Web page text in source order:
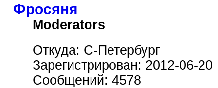
Фросяня
Moderators
Откуда: С-Петербург
Зарегистрирован: 2012-06-20
Сообщений: 4578